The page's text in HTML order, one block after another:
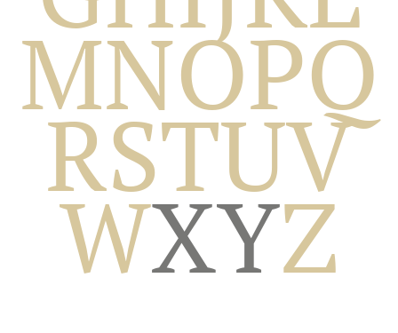
Biografico
MNOPQ
RSTUV
WXYZ